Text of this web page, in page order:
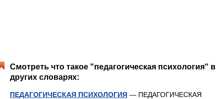
Смотреть что такое "педагогическая психология" в
других словарях:
ПЕДАГОГИЧЕСКАЯ ПСИХОЛОГИЯ — ПЕДАГОГИЧЕСКАЯ